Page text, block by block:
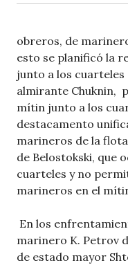
obreros, de
esto se planificó la
junto a los cuarteles
almirante Chuknin,
mítin junto a los
destacamento
marineros de la
de Belostokski, que
cuarteles y no
marineros en el
En los
marinero K. Petrov
de estado mayor